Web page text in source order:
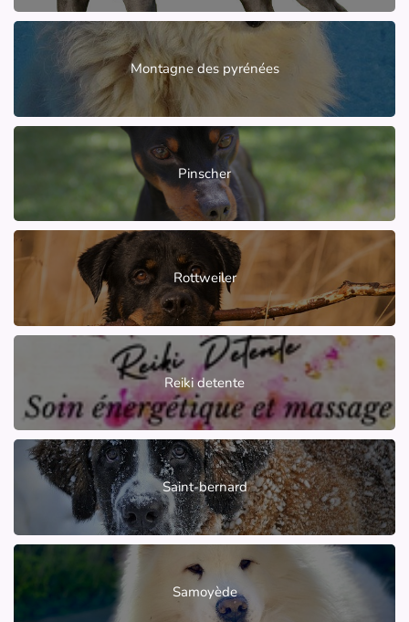
Montagne des pyrénées
Pinscher
Rottweiler
Reiki detente
Saint-bernard
Samoyède